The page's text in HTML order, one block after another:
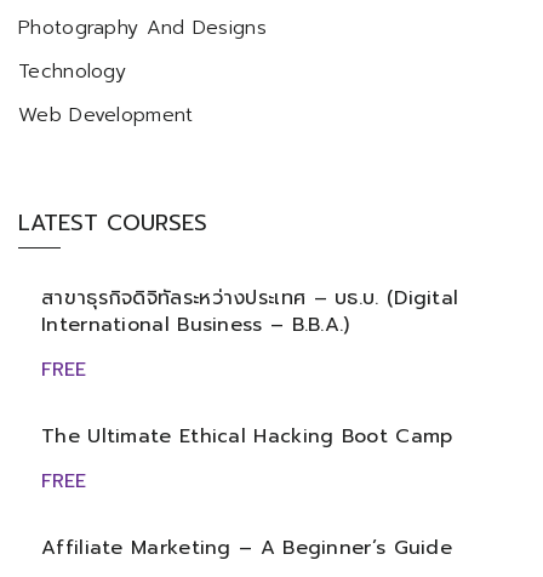
Photography And Designs
Technology
Web Development
LATEST COURSES
สาขาธุรกิจดิจิทัลระหว่างประเทศ – บธ.บ. (Digital
International Business – B.B.A.)
FREE
The Ultimate Ethical Hacking Boot Camp
FREE
Affiliate Marketing – A Beginner’s Guide